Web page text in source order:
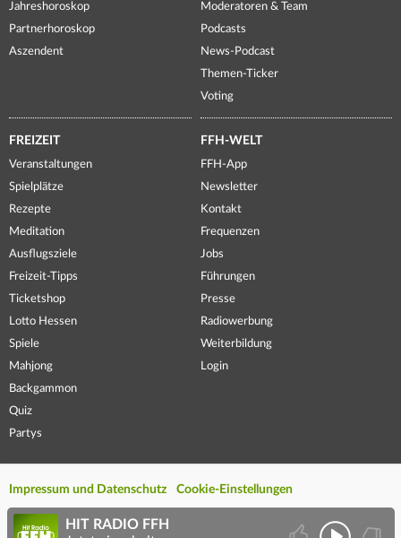
Jahreshoroskop
Partnerhoroskop
Aszendent
Moderatoren & Team
Podcasts
News-Podcast
Themen-Ticker
Voting
FREIZEIT
Veranstaltungen
Spielplätze
Rezepte
Meditation
Ausflugsziele
Freizeit-Tipps
Ticketshop
Lotto Hessen
Spiele
Mahjong
Backgammon
Quiz
Partys
FFH-WELT
FFH-App
Newsletter
Kontakt
Frequenzen
Jobs
Führungen
Presse
Radiowerbung
Weiterbildung
Login
Impressum und Datenschutz Cookie-Einstellungen
HIT RADIO FFH